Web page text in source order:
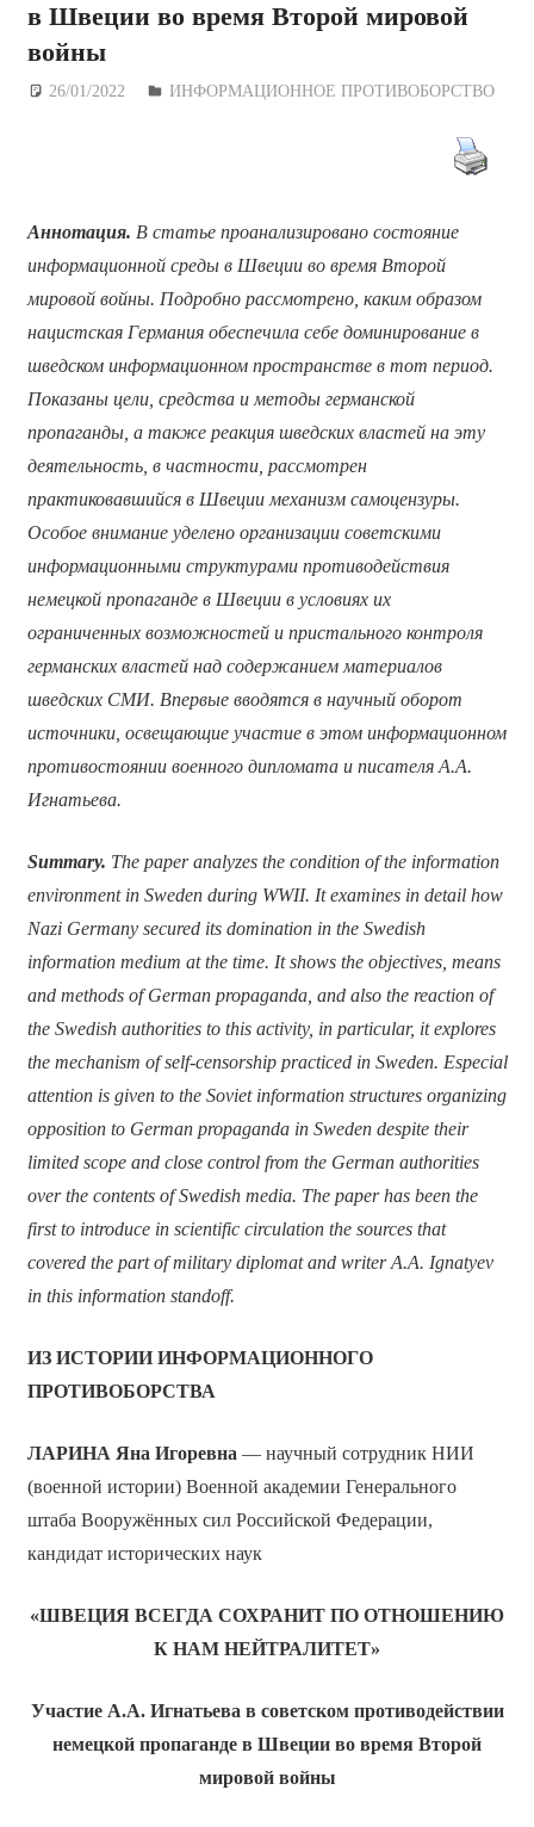
в Швеции во время Второй мировой
войны
26/01/2022 Дежурный по Редакции
ИНФОРМАЦИОННОЕ ПРОТИВОБОРСТВО
Аннотация. В статье проанализировано состояние
информационной среды в Швеции во время Второй
мировой войны. Подробно рассмотрено, каким образом
нацистская Германия обеспечила себе доминирование в
шведском информационном пространстве в тот период.
Показаны цели, средства и методы германской
пропаганды, а также реакция шведских властей на эту
деятельность, в частности, рассмотрен
практиковавшийся в Швеции механизм самоцензуры.
Особое внимание уделено организации советскими
информационными структурами противодействия
немецкой пропаганде в Швеции в условиях их
ограниченных возможностей и пристального контроля
германских властей над содержанием материалов
шведских СМИ. Впервые вводятся в научный оборот
источники, освещающие участие в этом информационном
противостоянии военного дипломата и писателя А.А.
Игнатьева.
Summary. The paper analyzes the condition of the information
environment in Sweden during WWII. It examines in detail how
Nazi Germany secured its domination in the Swedish
information medium at the time. It shows the objectives, means
and methods of German propaganda, and also the reaction of
the Swedish authorities to this activity, in particular, it explores
the mechanism of self-censorship practiced in Sweden. Especial
attention is given to the Soviet information structures organizing
opposition to German propaganda in Sweden despite their
limited scope and close control from the German authorities
over the contents of Swedish media. The paper has been the
first to introduce in scientific circulation the sources that
covered the part of military diplomat and writer A.A. Ignatyev
in this information standoff.
ИЗ ИСТОРИИ ИНФОРМАЦИОННОГО
ПРОТИВОБОРСТВА
ЛАРИНА Яна Игоревна — научный сотрудник НИИ
(военной истории) Военной академии Генерального
штаба Вооружённых сил Российской Федерации,
кандидат исторических наук
«ШВЕЦИЯ ВСЕГДА СОХРАНИТ ПО ОТНОШЕНИЮ
К НАМ НЕЙТРАЛИТЕТ»
Участие А.А. Игнатьева в советском противодействии
немецкой пропаганде в Швеции во время Второй
мировой войны